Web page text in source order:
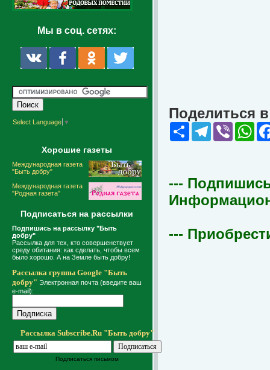
Мы в соц. сетях:
Select Language ▼
Хорошие газеты
Международная газета
"Быть добру"
Международная газета
"Родная газета"
Подписаться на рассылки
Подпишись на рассылку "Быть
добру"
Рассылка для тех, кто совершенствует
среду обитания: как сделать, чтобы всем
было хорошо. А на Земле быть добру!
Рассылка группы Google "Быть
добру" Электронная почта (введите ваш
e-mail):
Рассылка Subscribe.Ru "Быть добру"
Подписаться письмом
Поделиться
Share Telegram
Viber
---
---